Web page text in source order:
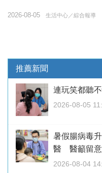
生活中心／綜合報導
2026-08-05
推薦新聞
連玩笑都聽
2026-08-05
暑假腸病毒
醫 醫籲留意
2026-08-04